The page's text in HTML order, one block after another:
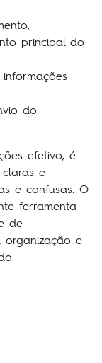
principal do
do
efetivo, é
e
e confusas. O
ferramenta
de
e